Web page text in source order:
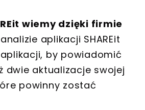
wiemy dzięki firmie
aplikacji SHAREit
by powiadomić
dwie aktualizacje swojej
powinny zostać